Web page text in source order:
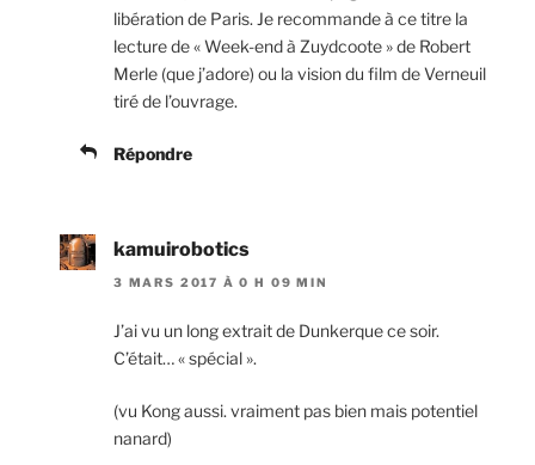
libération de Paris. Je recommande à ce titre la
lecture de « Week-end à Zuydcoote » de Robert
Merle (que j’adore) ou la vision du film de Verneuil
tiré de l’ouvrage.
Répondre
kamuirobotics
3 MARS 2017 À 0 H 09 MIN
J’ai vu un long extrait de Dunkerque ce soir.
C’était… « spécial ».
(vu Kong aussi. vraiment pas bien mais potentiel
nanard)